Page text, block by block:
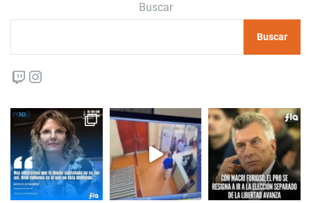
Buscar
Buscar
Twitch